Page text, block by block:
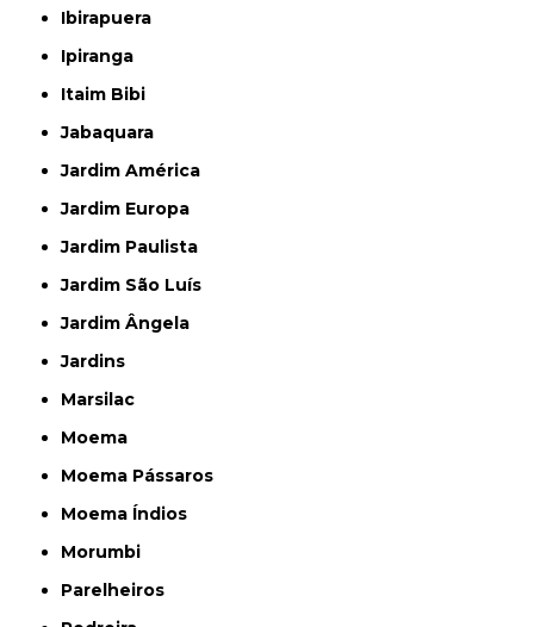
Ibirapuera
Ipiranga
Itaim Bibi
Jabaquara
Jardim América
Jardim Europa
Jardim Paulista
Jardim São Luís
Jardim Ângela
Jardins
Marsilac
Moema
Moema Pássaros
Moema Índios
Morumbi
Parelheiros